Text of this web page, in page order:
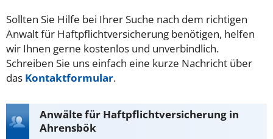
Sollten Sie Hilfe bei Ihrer Suche nach dem richtigen
Anwalt für Haftpflichtversicherung benötigen, helfen
wir Ihnen gerne kostenlos und unverbindlich.
Schreiben Sie uns einfach eine kurze Nachricht über
das Kontaktformular.
Anwälte für Haftpflichtversicherung in
Ahrensbök